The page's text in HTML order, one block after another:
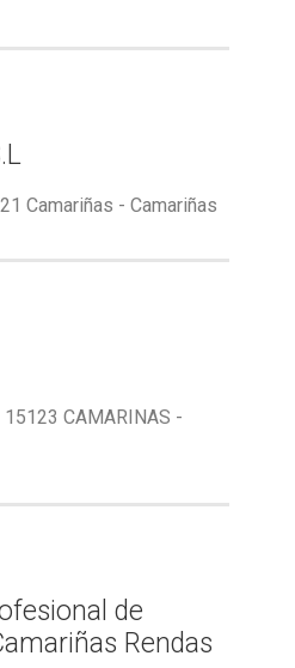
Camariñas - Camariñas
15123 CAMARINAS -
de
Rendas